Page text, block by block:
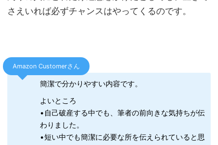
さえいれば必ずチャンスはやってくるのです。
Amazon Customerさん
簡潔で分かりやすい内容です。
よいところ
•自己破産する中でも、筆者の前向きな気持ちが伝
わりました。
•短い中でも簡潔に必要な所を伝えられていると思